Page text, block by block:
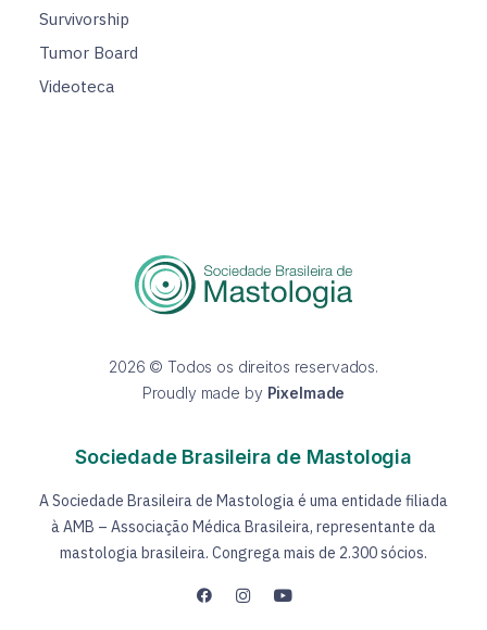
Survivorship
Tumor Board
Videoteca
2026 © Todos os direitos reservados.
Proudly made by Pixelmade
Sociedade Brasileira de Mastologia
A Sociedade Brasileira de Mastologia é uma entidade filiada
à AMB – Associação Médica Brasileira, representante da
mastologia brasileira. Congrega mais de 2.300 sócios.